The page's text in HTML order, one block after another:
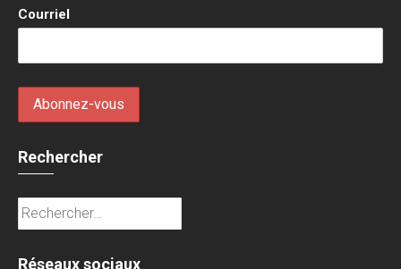
Courriel
Rechercher
Rechercher :
Réseaux sociaux